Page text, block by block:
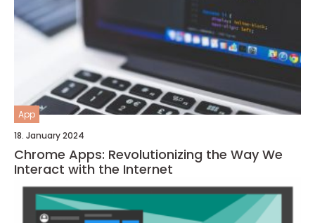
App
18. January 2024
Chrome Apps: Revolutionizing the Way We
Interact with the Internet